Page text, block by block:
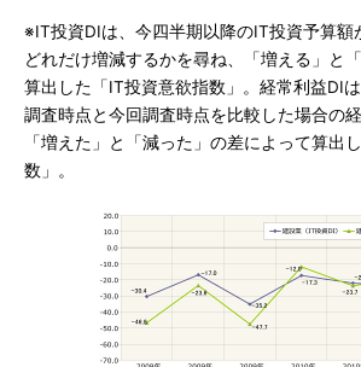
※IT投資DIは、今四半期以降のIT投資予算額
どれだけ増減するかを尋ね、「増える」と
算出した「IT投資意欲指数」。経常利益DI
調査時点と今回調査時点を比較した場合の
「増えた」と「減った」の差によって算出
数」。